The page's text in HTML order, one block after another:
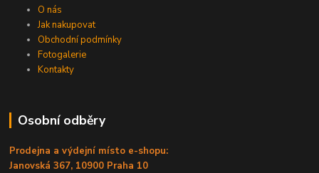
O nás
Jak nakupovat
Obchodní podmínky
Fotogalerie
Kontakty
Osobní odběry
Prodejna a výdejní místo e-shopu:
Janovská 367, 10900 Praha 10